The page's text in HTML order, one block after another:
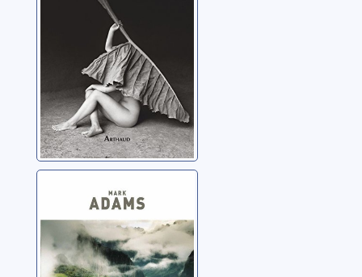
Valdés, Zoé
Machu Picchu,
première à droite
Adams, Mark